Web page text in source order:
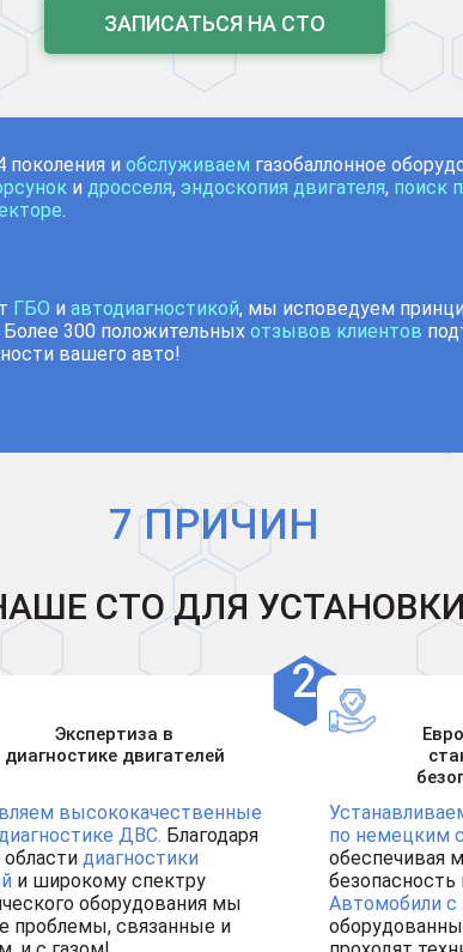
ЗАПИСАТЬСЯ НА СТО
поколения и обслуживаем газобаллонное
и дросселя, эндоскопия двигателя, поиск
.
ГБО и автодиагностикой, мы исповедуем
Более 300 положительных отзывов клиентов
вашего авто!
7 ПРИЧИН
СТО ДЛЯ
Экспертиза в
диагностике двигателей
высококачественные
ДВС. Благодаря
областидиагностики
и широкому спектру
оборудования мы
проблемы, связанные и
по немецким
обеспечивая
Автомобили с